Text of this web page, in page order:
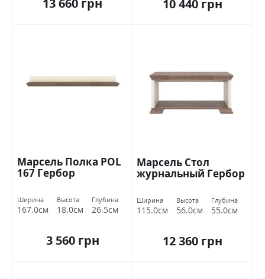
10 440 грн
Марсель Полка POL
167 Гербор
Ширина
167.0см
Высота
18.0см
Глубина
26.5см
3 560 грн
Марсель Стол
журнальный Гербор
Ширина
115.0см
Высота
56.0см
Глубина
55.0см
12 360 грн